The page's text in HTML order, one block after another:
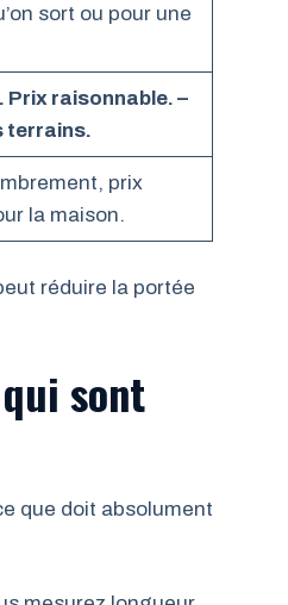
sort ou pour une
Prix raisonnable. –
terrains.
prix
la maison.
réduire la portée
sont
que doit absolument